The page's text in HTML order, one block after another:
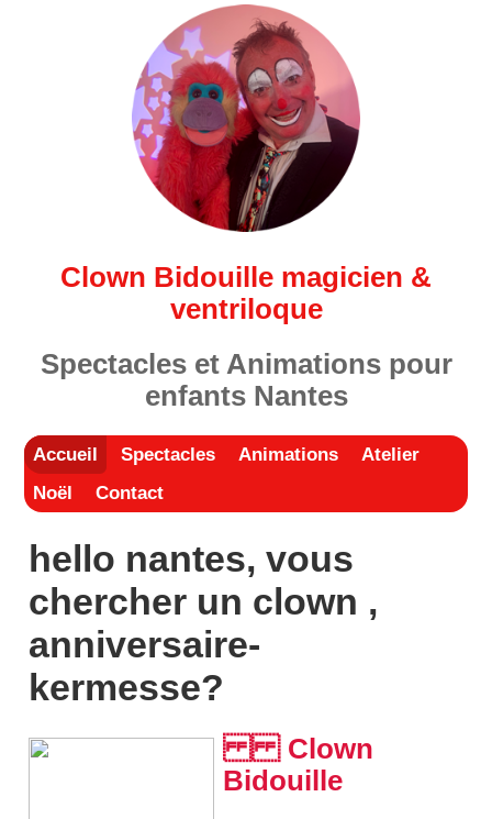
Clown Bidouille magicien &
ventriloque
Spectacles et Animations pour
enfants Nantes
Accueil Spectacles Animations
Atelier
Noël
Contact
hello nantes, vous
chercher un clown ,
anniversaire-
kermesse?
Clown
Bidouille